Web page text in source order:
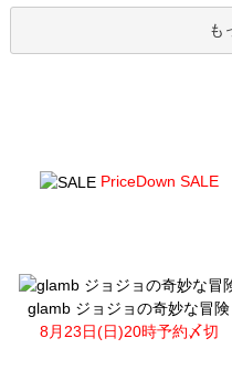
も
PriceDown SALE
glamb ジョジョの奇妙な冒険
8月23日(日)20時予約〆切